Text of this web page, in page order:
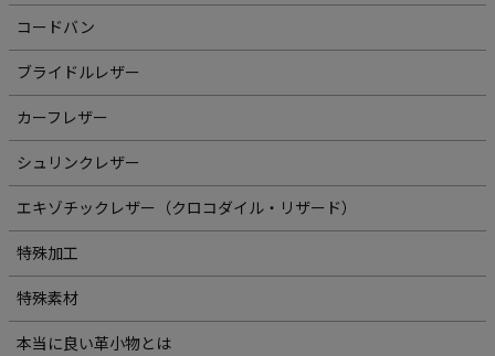
コードバン
ブライドルレザー
カーフレザー
シュリンクレザー
エキゾチックレザー（クロコダイル・リザード）
特殊加工
特殊素材
本当に良い革小物とは